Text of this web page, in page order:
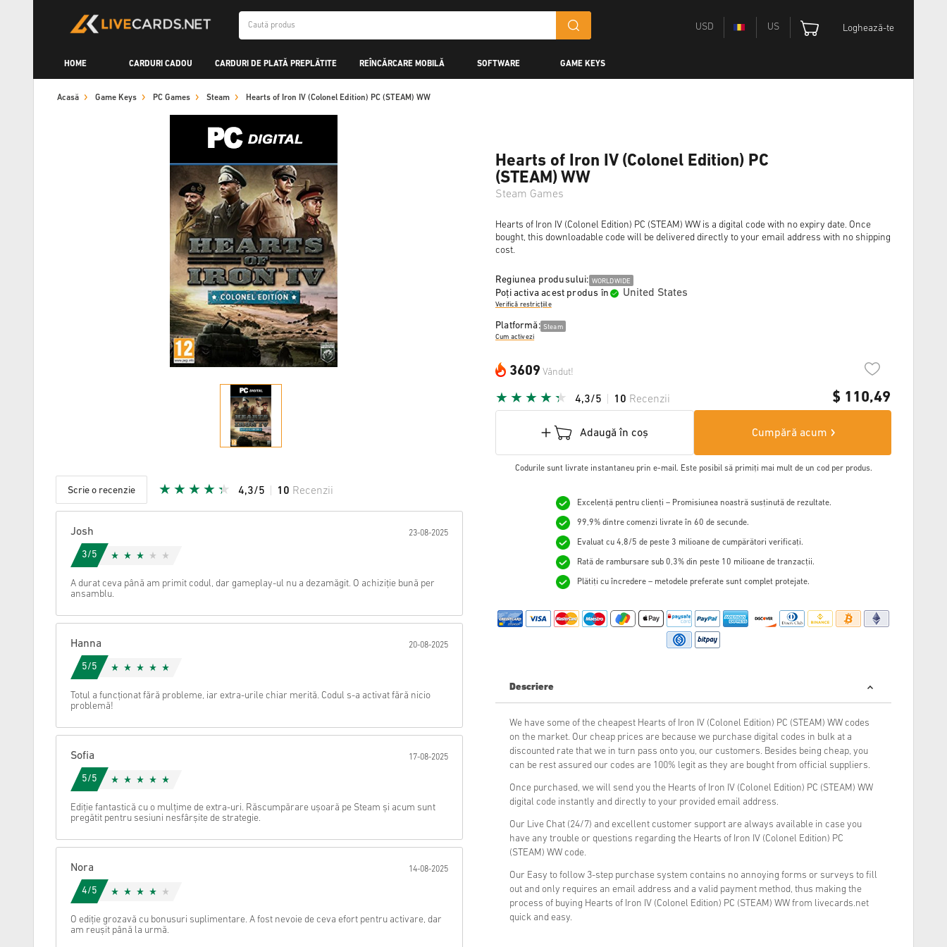
USD US Loghează-te
HOME CARDURI CADOU CARDURI DE PLATĂ PREPLĂTITE REÎNCĂRCARE MOBILĂ SOFTWARE GAME KEYS
Acasă Game Keys PC Games Steam Hearts of Iron IV (Colonel Edition) PC (STEAM) WW
Scrie o recenzie 4,3/5 10 Recenzii
Anulare
Josh 23-08-2025
3/5
A durat ceva până am primit codul, dar gameplay-ul nu a dezamăgit. O achiziție bună per
ansamblu.
Hanna 20-08-2025
5/5
Totul a funcționat fără probleme, iar extra-urile chiar merită. Codul s-a activat fără nicio
problemă!
Sofia 17-08-2025
5/5
Ediție fantastică cu o mulțime de extra-uri. Răscumpărare ușoară pe Steam și acum sunt
pregătit pentru sesiuni nesfârșite de strategie.
Nora 14-08-2025
4/5
O ediție grozavă cu bonusuri suplimentare. A fost nevoie de ceva efort pentru activare, dar
am reușit până la urmă.
Hearts of Iron IV (Colonel Edition) PC
(STEAM) WW
Steam Games
Hearts of Iron IV (Colonel Edition) PC (STEAM) WW is a digital code with no expiry date. Once
bought, this downloadable code will be delivered directly to your email address with no shipping
cost.
Regiunea produsului: WORLDWIDE
Poți activa acest produs în United States
Verifică restricțiile
Platformă: Steam
Cum activezi
3609 Vândut!
$ 110,49
4,3/5 10 Recenzii
Adaugă în coș Cumpără acum
Codurile sunt livrate instantaneu prin e-mail. Este posibil să primiți mai mult de un cod per produs.
Excelență pentru clienți – Promisiunea noastră susținută de rezultate.
99,9% dintre comenzi livrate în 60 de secunde.
Evaluat cu 4,8/5 de peste 3 milioane de cumpărători verificați.
Rată de rambursare sub 0,3% din peste 10 milioane de tranzacții.
Plătiți cu încredere – metodele preferate sunt complet protejate.
Descriere
We have some of the cheapest Hearts of Iron IV (Colonel Edition) PC (STEAM) WW codes
on the market. Our cheap prices are because we purchase digital codes in bulk at a
discounted rate that we in turn pass onto you, our customers. Besides being cheap, you
can be rest assured our codes are 100% legit as they are bought from official suppliers.
Once purchased, we will send you the Hearts of Iron IV (Colonel Edition) PC (STEAM) WW
digital code instantly and directly to your provided email address.
Our Live Chat (24/7) and excellent customer support are always available in case you
have any trouble or questions regarding the Hearts of Iron IV (Colonel Edition) PC
(STEAM) WW code.
Our Easy to follow 3-step purchase system contains no annoying forms or surveys to fill
out and only requires an email address and a valid payment method, thus making the
process of buying Hearts of Iron IV (Colonel Edition) PC (STEAM) WW from livecards.net
quick and easy.